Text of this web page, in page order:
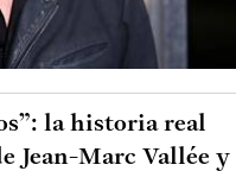
la historia real
Jean-Marc Vallée y